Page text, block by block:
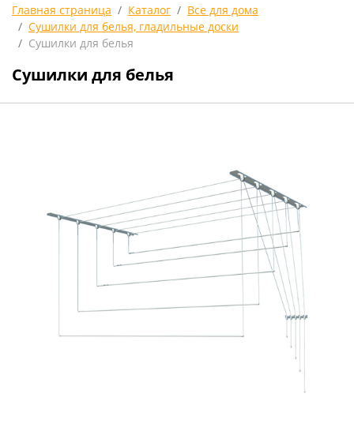
Главная страница Каталог
Все для дома
Сушилки для белья, гладильные доски
Сушилки для белья
Сушилки для белья